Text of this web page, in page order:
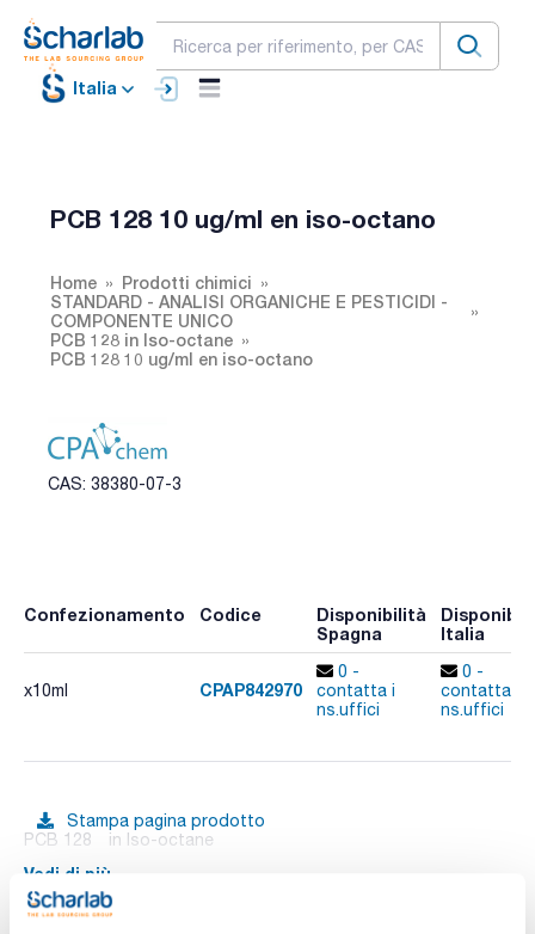
Italia
PCB 128 10 ug/ml en iso-octano
Home
Prodotti chimici
STANDARD - ANALISI ORGANICHE E PESTICIDI -
COMPONENTE UNICO
PCB 128 in Iso-octane
PCB 128 10 ug/ml en iso-octano
CAS: 38380-07-3
Confezionamento Codice
Disponibilità
Spagna
Italia
x10ml CPAP842970
0 -
contatta i
ns.uffici
0 -
contatta i
ns.uffici
Stampa pagina prodotto
PCB 128 in Iso-octane
Vedi di più